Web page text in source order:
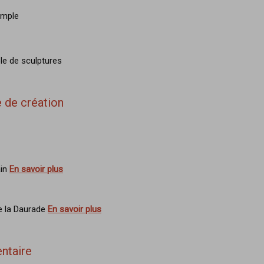
de sculptures
de création
En savoir plus
la Daurade En savoir plus